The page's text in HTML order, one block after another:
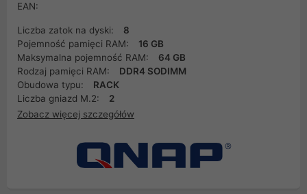
EAN:
Liczba zatok na dyski:
8
Pojemność pamięci RAM:
16 GB
Maksymalna pojemność RAM:
64 GB
Rodzaj pamięci RAM:
DDR4 SODIMM
Obudowa typu:
RACK
Liczba gniazd M.2:
2
Zobacz więcej szczegółów